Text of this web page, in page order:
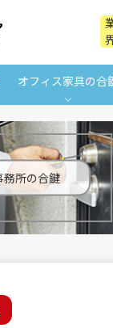
オフィス家具の合
務所の合鍵